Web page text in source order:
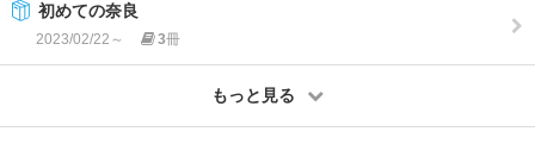
初めての奈良
2023/02/22～ 3冊
もっと見る